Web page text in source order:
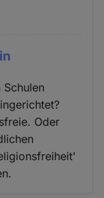
Schulen
Oder